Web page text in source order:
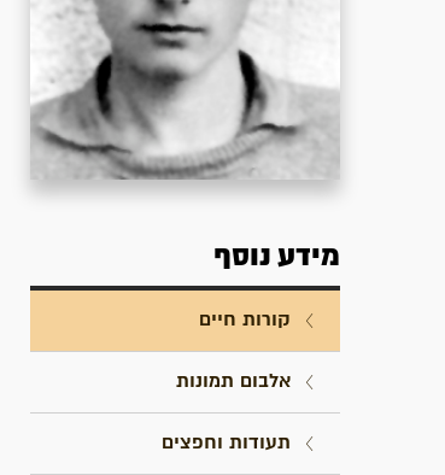
מידע נוסף
קורות חיים
אלבום תמונות
תעודות וחפצים